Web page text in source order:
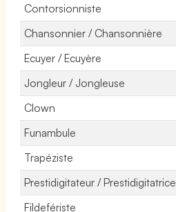
Contorsionniste
Chansonnier / Chansonnière
Ecuyer / Ecuyère
Jongleur / Jongleuse
Clown
Funambule
Trapéziste
Prestidigitateur / Prestidigitatrice
Fildefériste